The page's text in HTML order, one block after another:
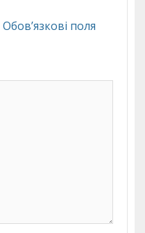
Обов’язкові поля